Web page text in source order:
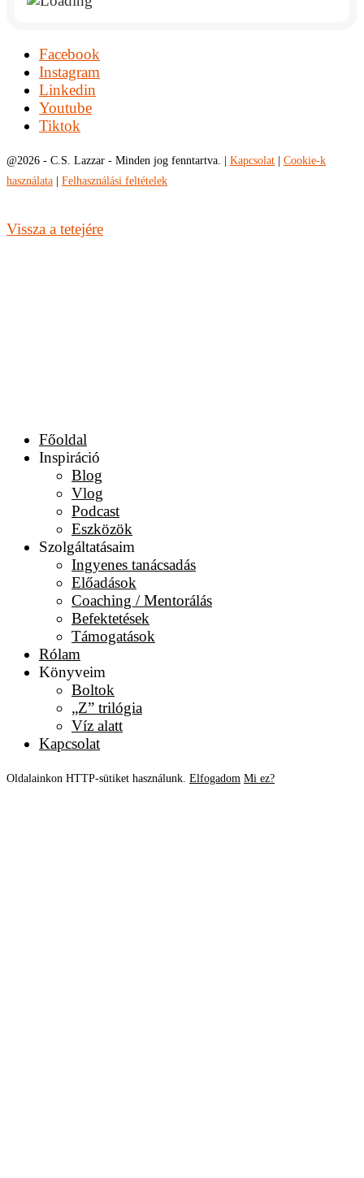
Facebook
Instagram
Linkedin
Youtube
Tiktok
@2026 - C.S. Lazzar - Minden jog fenntartva. | Kapcsolat
Cookie-k
használata
Felhasználási feltételek
Vissza a tetejére
Főoldal
Inspiráció
Blog
Vlog
Podcast
Eszközök
Szolgáltatásaim
Ingyenes tanácsadás
Előadások
Coaching / Mentorálás
Befektetések
Támogatások
Rólam
Könyveim
Boltok
„Z” trilógia
Víz alatt
Kapcsolat
Oldalainkon HTTP-sütiket használunk. Elfogadom Mi ez?